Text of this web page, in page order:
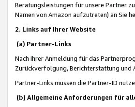
Beratungsleistungen für unsere Partner
Namen von Amazon aufzutreten) an Sie
2. Links auf Ihrer Website
(a) Partner-Links
Nach Ihrer Anmeldung für das
Zurückverfolgung, Berichterstattung und
Partner-Links müssen die Partner-ID
(b) Allgemeine Anforderungen für